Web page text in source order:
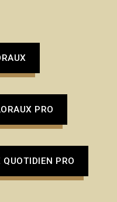
PRO
QUOTIDIEN PRO